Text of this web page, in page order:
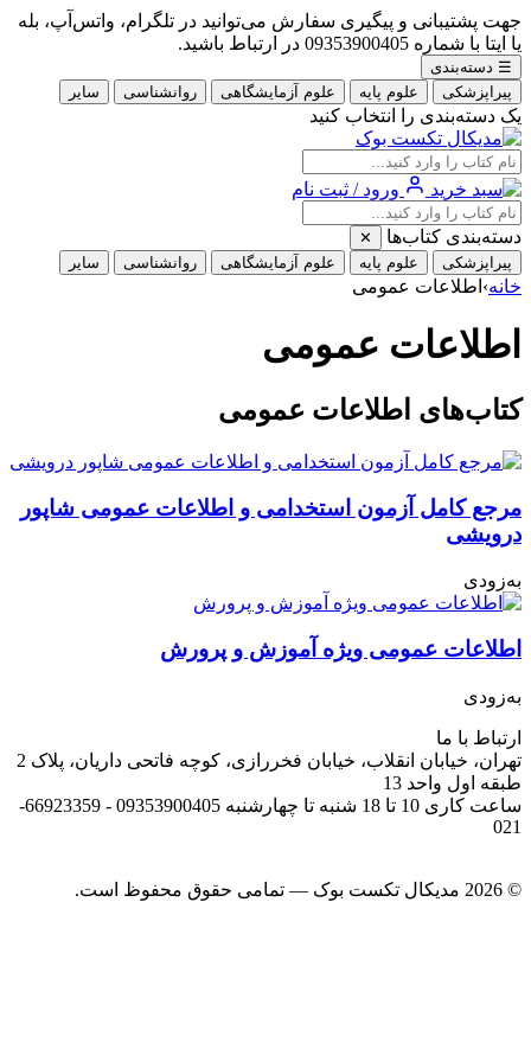
جهت پشتیبانی و پیگیری سفارش می‌توانید در تلگرام، واتس‌آپ، بله
یا ایتا با شماره 09353900405 در ارتباط باشید.
☰ دسته‌بندی
پیراپزشکی
علوم پایه علوم آزمایشگاهی روانشناسی سایر
یک دسته‌بندی را انتخاب کنید
ورود / ثبت نام
دسته‌بندی کتاب‌ها
✕
پیراپزشکی
علوم پایه علوم آزمایشگاهی روانشناسی سایر
خانه› اطلاعات عمومی
اطلاعات عمومی
کتاب‌های اطلاعات عمومی
مرجع کامل آزمون استخدامی و اطلاعات عمومی شاپور
درویشی
به‌زودی
اطلاعات عمومی ویژه آموزش و پرورش
به‌زودی
ارتباط با ما
تهران، خیابان انقلاب، خیابان فخررازی، کوچه فاتحی داریان، پلاک 2
طبقه اول واحد 13
ساعت کاری 10 تا 18 شنبه تا چهارشنبه 09353900405 - 66923359-
021
© 2026 مدیکال تکست بوک — تمامی حقوق محفوظ است.